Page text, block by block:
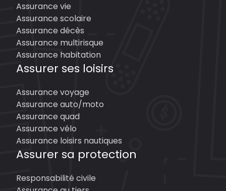
Assurance vie
Assurance scolaire
Assurance décès
Assurance multirisque
Assurance habitation
Assurer ses loisirs
Assurance voyage
Assurance auto/moto
Assurance quad
Assurance vélo
Assurance loisirs nautiques
Assurer sa protection
Responsabilité civile